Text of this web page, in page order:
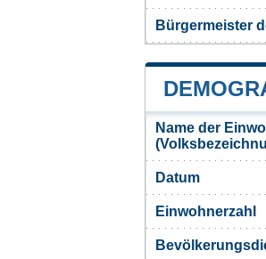
Bürgermeister
Name der
Datum
Einwohnerzahl